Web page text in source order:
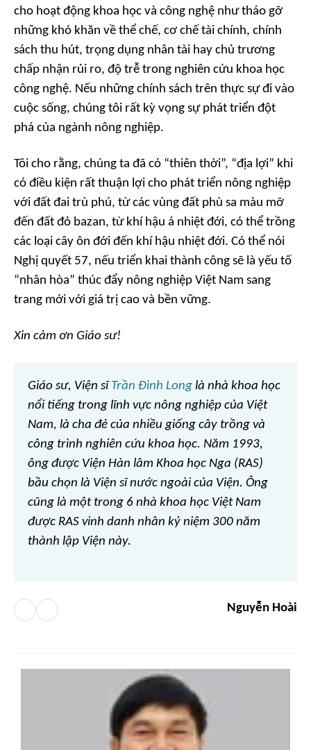
cho hoạt động khoa học và công nghệ như tháo gỡ
những khó khăn về thể chế, cơ chế tài chính, chính
sách thu hút, trọng dụng nhân tài hay chủ trương
chấp nhận rủi ro, độ trễ trong nghiên cứu khoa học
công nghệ. Nếu những chính sách trên thực sự đi vào
cuộc sống, chúng tôi rất kỳ vọng sự phát triển đột
phá của ngành nông nghiệp.
Tôi cho rằng, chúng ta đã có “thiên thời”, “địa lợi” khi
có điều kiện rất thuận lợi cho phát triển nông nghiệp
với đất đai trù phú, từ các vùng đất phù sa màu mỡ
đến đất đỏ bazan, từ khí hậu á nhiệt đới, có thể trồng
các loại cây ôn đới đến khí hậu nhiệt đới. Có thể nói
Nghị quyết 57, nếu triển khai thành công sẽ là yếu tố
“nhân hòa” thúc đẩy nông nghiệp Việt Nam sang
trang mới với giá trị cao và bền vững.
Xin cảm ơn Giáo sư!
Giáo sư, Viện sĩ Trần Đình Long là nhà khoa học
nổi tiếng trong lĩnh vực nông nghiệp của Việt
Nam, là cha đẻ của nhiều giống cây trồng và
công trình nghiên cứu khoa học. Năm 1993,
ông được Viện Hàn lâm Khoa học Nga (RAS)
bầu chọn là Viện sĩ nước ngoài của Viện. Ông
cũng là một trong 6 nhà khoa học Việt Nam
được RAS vinh danh nhân kỷ niệm 300 năm
thành lập Viện này.
Nguyễn Hoài